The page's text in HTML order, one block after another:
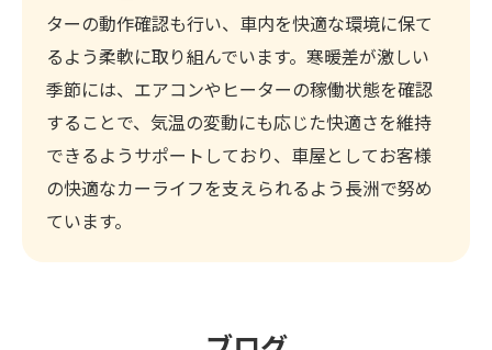
ターの動作確認も行い、車内を快適な環境に保て
るよう柔軟に取り組んでいます。寒暖差が激しい
季節には、エアコンやヒーターの稼働状態を確認
することで、気温の変動にも応じた快適さを維持
できるようサポートしており、車屋としてお客様
の快適なカーライフを支えられるよう長洲で努め
ています。